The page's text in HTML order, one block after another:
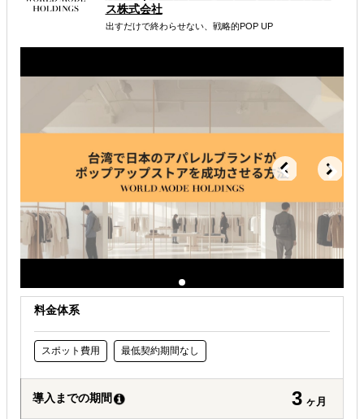
解決できる課題
ス株式会社
出すだけで終わらせない、戦略的POP UP
料金体系
スポット費用 最低契約期間なし
導入までの期間 3 ヶ月